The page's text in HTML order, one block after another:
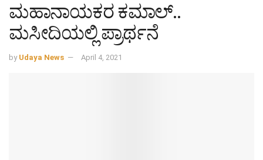
ಮಹಾನಾಯಕರ ಕಮಾಲ್..
ಮಸೀದಿಯಲ್ಲಿ ಪ್ರಾರ್ಥನೆ
by Udaya News April 4, 2021